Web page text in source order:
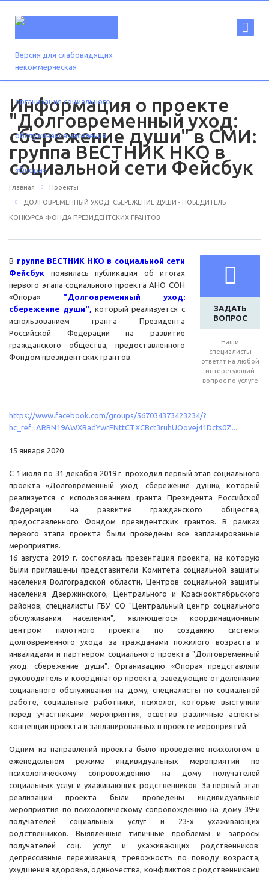
Версия для слабовидящих
Информация о проекте
"Долговременный уход:
сбережение души" в СМИ:
группа ВЕСТНИК НКО в
социальной сети Фейсбук
Главная Проекты
ДОЛГОВРЕМЕННЫЙ УХОД: СБЕРЕЖЕНИЕ ДУШИ - ПОБЕДИТЕЛЬ
КОНКУРСА ФОНДА ПРЕЗИДЕНТСКИХ ГРАНТОВ
ЗАДАТЬ
ВОПРОС
Наши
специалисты
ответят на любой
интересующий
вопрос по услуге
В группе ВЕСТНИК НКО в социальной сети
Фейсбук появилась публикация об итогах
первого этапа социального проекта АНО СОН
«Опора» "Долговременный уход:
сбережение души",который реализуется с
использованием гранта Президента
Российской Федерации на развитие
гражданского общества, предоставленного
Фондом президентских грантов.
https://www.facebook.com/groups/567034373423234/?
hc_ref=ARRN19AWXBadYwrFNttCTXCBct3ruhUOovej41Dcts0Z...
15 января 2020
С 1 июля по 31 декабря 2019 г. проходил первый этап социального
проекта «Долговременный уход: сбережение души», который
реализуется с использованием гранта Президента Российской
Федерации на развитие гражданского общества,
предоставленного Фондом президентских грантов. В рамках
первого этапа проекта были проведены все запланированные
мероприятия.
16 августа 2019 г. состоялась презентация проекта, на которую
были приглашены представители Комитета социальной защиты
населения Волгоградской области, Центров социальной защиты
населения Дзержинского, Центрального и Краснооктябрьского
районов; специалисты ГБУ СО "Центральный центр социального
обслуживания населения", являющегося координационным
центром пилотного проекта по созданию системы
долговременного ухода за гражданами пожилого возраста и
инвалидами и партнером социального проекта "Долговременный
уход: сбережение души". Организацию «Опора» представляли
руководитель и координатор проекта, заведующие отделениями
социального обслуживания на дому, специалисты по социальной
работе, социальные работники, психолог, которые выступили
перед участниками мероприятия, осветив различные аспекты
концепции проекта и запланированных в проекте мероприятий.
Одним из направлений проекта было проведение психологом в
еженедельном режиме индивидуальных мероприятий по
психологическому сопровождению на дому получателей
социальных услуг и ухаживающих родственников. За первый этап
реализации проекта были проведены индивидуальные
мероприятия по психологическому сопровождению на дому 39-и
получателей социальных услуг и 23-х ухаживающих
родственников. Выявленные типичные проблемы и запросы
получателей соц. услуг и ухаживающих родственников:
депрессивные переживания, тревожность по поводу возраста,
ухудшения здоровья, одиночества, конфликтов с родственниками